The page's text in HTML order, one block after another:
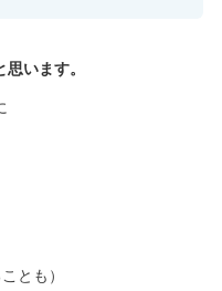
います。
とも）